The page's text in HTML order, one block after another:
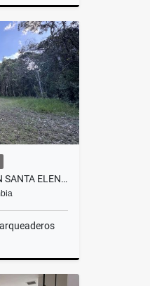
Venta
OPORTUNIDAD LOTE EN SANTA ELENA RODEADO DE BOSQUE
Venta